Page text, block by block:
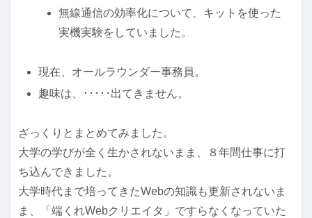
無線通信の効率化について、キットを使った
実機実験をしていました。
現在、オールラウンダー事務員。
趣味は、･････出てきません。
ざっくりとまとめてみました。
大学の学びが全く生かされないまま、８年間仕事に打
ち込んできました。
大学時代まで培ってきたWebの知識も更新されないま
ま、「端くれWebクリエイタ」ですらなくなっていた